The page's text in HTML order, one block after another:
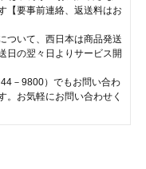
【要事前連絡、返送料はお
ついて、西日本は商品発送
日の翌々日よりサービス開
－9800）でもお問い合わ
。お気軽にお問い合わせく